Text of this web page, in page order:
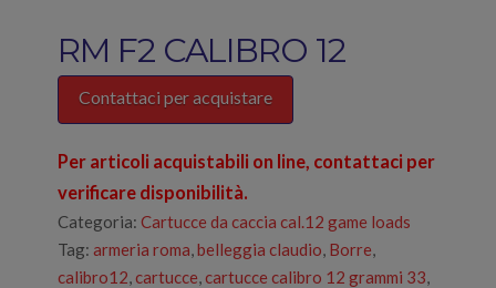
RM F2 CALIBRO 12
Contattaci per acquistare
Per articoli acquistabili on line, contattaci per
verificare disponibilità.
Categoria: Cartucce da caccia cal.12 game loads
Tag: armeria roma,belleggia claudio, Borre,
calibro12, cartucce, cartucce calibro 12 grammi 33,